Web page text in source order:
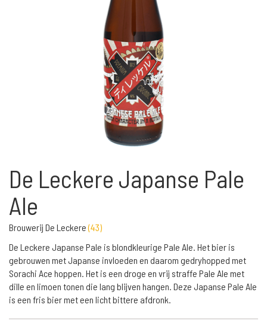
De Leckere Japanse Pale
Ale
Brouwerij De Leckere(43)
De Leckere Japanse Pale is blondkleurige Pale Ale. Het bier is
gebrouwen met Japanse invloeden en daarom gedryhopped met
Sorachi Ace hoppen. Het is een droge en vrij straffe Pale Ale met
dille en limoen tonen die lang blijven hangen. Deze Japanse Pale Ale
is een fris bier met een licht bittere afdronk.